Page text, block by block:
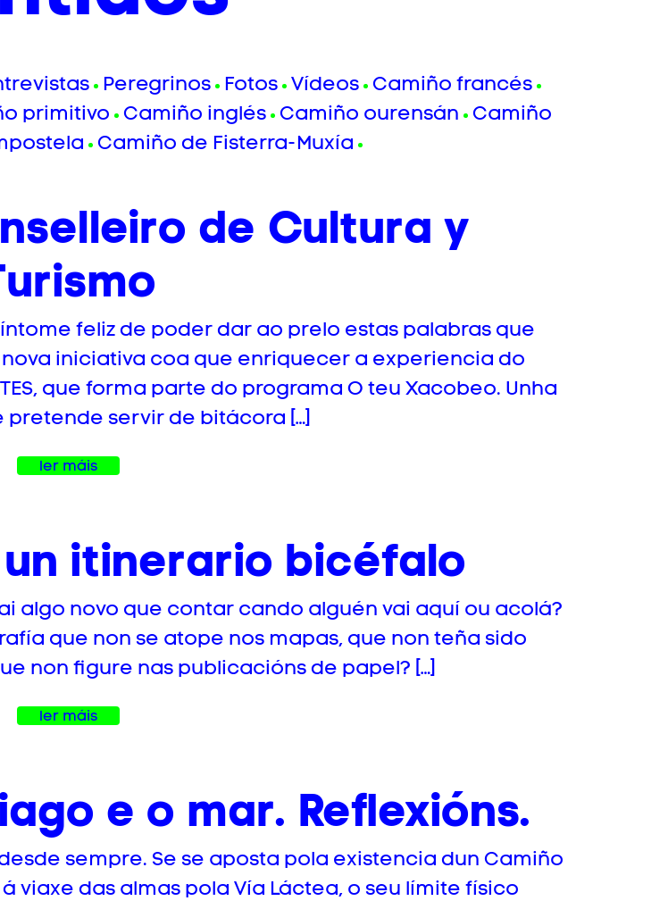
Peregrinos Fotos Vídeos Camiño francés
primitivo Camiño inglés Camiño ourensán
Camiño
Camiño de Fisterra-Muxía
de Cultura y
feliz de poder dar ao prelo estas palabras que
iniciativa coa que enriquecer a experiencia do
que forma parte do programa O teu Xacobeo. Unha
servir de bitácora […]
ler máis
itinerario bicéfalo
algo novo que contar cando alguén vai aquí ou acolá?
que non se atope nos mapas, que non teña sido
non figure nas publicacións de papel? […]
ler máis
e o mar. Reflexións.
sempre. Se se aposta pola existencia dun Camiño
viaxe das almas pola Vía Láctea, o seu límite físico